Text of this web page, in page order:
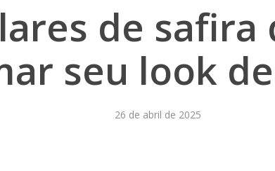
de safira
seu look
26 de abril de 2025